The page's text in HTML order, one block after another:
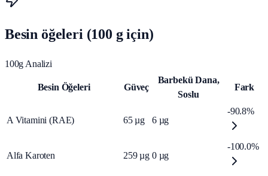
Besin öğeleri (100 g için)
100g Analizi
Besin Öğeleri Güveç
Barbekü Dana,
Soslu
Fark
A Vitamini (RAE) 65 µg 6 µg
-90.8%
Alfa Karoten 259 µg 0 µg
-100.0%